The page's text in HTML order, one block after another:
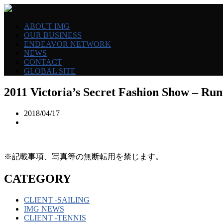
ABOUT IMG
OUR BUSINESS
ENDEAVOR NETWORK
NEWS
CONTACT
GLOBAL SITE
2011 Victoria’s Secret Fashion Show –
2018/04/17
※記載事項、写真等の無断転用を禁じます。
CATEGORY
CLIENT -SAILING
IMG NEWS
CLIENT -TENNIS